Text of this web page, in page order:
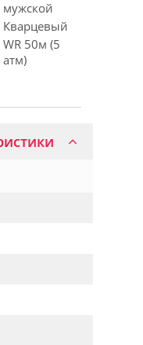
мужской
Кварцевый
WR 50м (5
атм)